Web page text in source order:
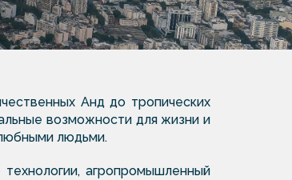
Анд до тропических
возможности для жизни и
людьми.
агропромышленный